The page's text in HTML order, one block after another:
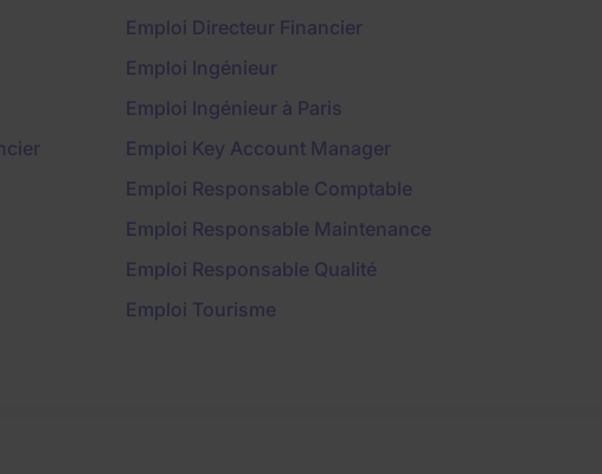
Emploi Directeur Financier
Emploi Ingénieur
Emploi Ingénieur à Paris
Emploi Key Account Manager
Emploi Responsable Comptable
Emploi Responsable Maintenance
Emploi Responsable Qualité
Emploi Tourisme